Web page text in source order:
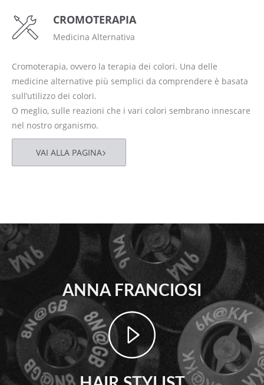
CROMOTERAPIA
Medicina Alternativa
Cromoterapia, ovvero la terapia dei colori. Una delle
medicine alternative più semplici da comprendere è basata
sull’utilizzo dei colori.
O meglio, sulle reazioni che i vari colori sembrano innescare
nel nostro organismo.
VAI ALLA PAGINA
ANNA FRANCIOSI